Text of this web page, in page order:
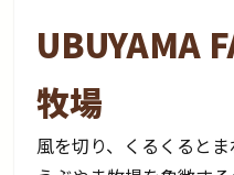
UBUYAMA
牧場
風を切り、くるくるとま